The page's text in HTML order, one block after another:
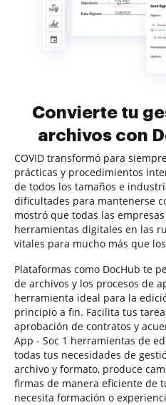
Convierte tu
archivos con
COVID transformó para
prácticas y procedimientos
de todos los tamaños e
dificultades para mantenerse
mostró que todas las
herramientas digitales en las
vitales para mucho más que
Plataformas como DocHub te
de archivos y los procesos de
herramienta ideal para la
principio a fin. Facilita tus
aprobación de contratos y
App - Soc 1 herramientas de
todas tus necesidades de
archivo y formato, produce
firmas de manera eficiente de
necesita formación o